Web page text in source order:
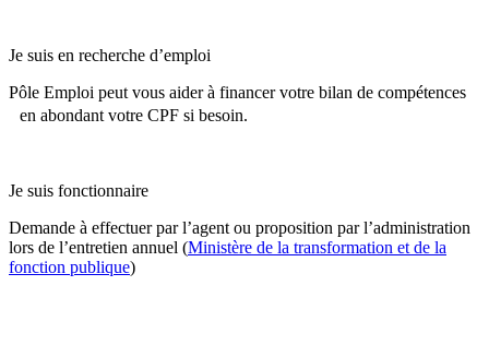
Je suis en recherche d’emploi
Pôle Emploi peut vous aider à financer votre bilan de compétences
en abondant votre CPF si besoin.
Je suis fonctionnaire
Demande à effectuer par l’agent ou proposition par l’administration
lors de l’entretien annuel (Ministère de la transformation et de la
fonction publique)